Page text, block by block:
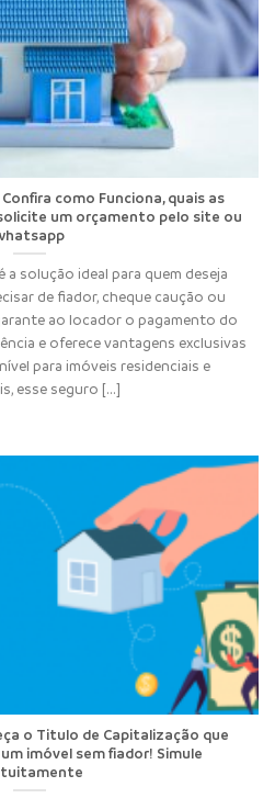
como Funciona, quais as
um orçamento pelo site ou
a solução ideal para quem deseja
de fiador, cheque caução ou
ao locador o pagamento do
e oferece vantagens exclusivas
para imóveis residenciais e
esse seguro [...]
o Titulo de Capitalização que
imóvel sem fiador! Simule